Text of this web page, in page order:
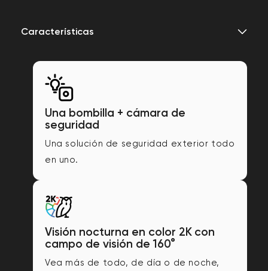
Características
Una bombilla + cámara de
seguridad
Una solución de seguridad exterior todo
en uno.
Visión nocturna en color 2K con
campo de visión de 160°
Vea más de todo, de día o de noche,